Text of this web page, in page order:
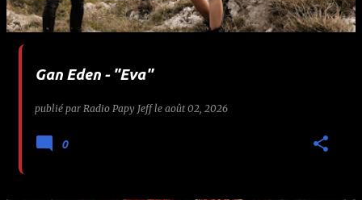
Gan Eden - "Eva"
publié par Radio Papy Jeff le août 02, 2026
0